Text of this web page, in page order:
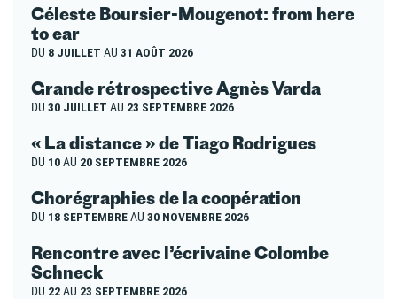
Céleste Boursier-Mougenot: from here
to ear
DU 8 JUILLET AU 31 AOÛT 2026
Grande rétrospective Agnès Varda
DU 30 JUILLET AU 23 SEPTEMBRE 2026
« La distance » de Tiago Rodrigues
DU 10AU 20 SEPTEMBRE 2026
Chorégraphies de la coopération
DU 18 SEPTEMBREAU 30 NOVEMBRE 2026
Rencontre avec l’écrivaine Colombe
Schneck
DU 22AU 23 SEPTEMBRE 2026